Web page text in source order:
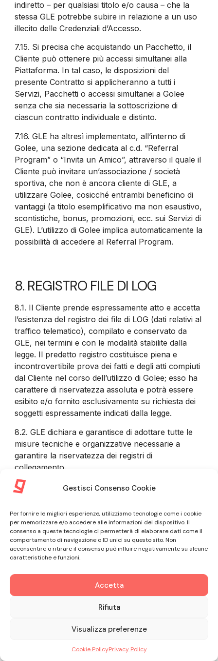
Gestisci Consenso Cookie
Per fornire le migliori esperienze, utilizziamo tecnologie come i cookie
per memorizzare e/o accedere alle informazioni del dispositivo. Il
consenso a queste tecnologie ci permetterà di elaborare dati come il
comportamento di navigazione o ID unici su questo sito. Non
acconsentire o ritirare il consenso può influire negativamente su alcune
caratteristiche e funzioni.
Accetta
Rifiuta
Visualizza preferenze
Cookie PolicyPrivacy Policy
indiretto – per qualsiasi titolo e/o causa – che la
stessa GLE potrebbe subire in relazione a un uso
illecito delle Credenziali d’Accesso.
7.15. Si precisa che acquistando un Pacchetto, il
Cliente può ottenere più accessi simultanei alla
Piattaforma. In tal caso, le disposizioni del
presente Contratto si applicheranno a tutti i
Servizi, Pacchetti o accessi simultanei a Golee
senza che sia necessaria la sottoscrizione di
ciascun contratto individuale e distinto.
7.16. GLE ha altresì implementato, all’interno di
Golee, una sezione dedicata al c.d. “Referral
Program” o “Invita un Amico”, attraverso il quale il
Cliente può invitare un’associazione / società
sportiva, che non è ancora cliente di GLE, a
utilizzare Golee, cosicché entrambi beneficino di
vantaggi (a titolo esemplificativo ma non esaustivo,
scontistiche, bonus, promozioni, ecc. sui Servizi di
GLE). L’utilizzo di Golee implica automaticamente la
possibilità di accedere al Referral Program.
8. REGISTRO FILE DI LOG
8.1. Il Cliente prende espressamente atto e accetta
l’esistenza del registro dei file di LOG (dati relativi al
traffico telematico), compilato e conservato da
GLE, nei termini e con le modalità stabilite dalla
legge. Il predetto registro costituisce piena e
incontrovertibile prova dei fatti e degli atti compiuti
dal Cliente nel corso dell’utilizzo di Golee; esso ha
carattere di riservatezza assoluta e potrà essere
esibito e/o fornito esclusivamente su richiesta dei
soggetti espressamente indicati dalla legge.
8.2. GLE dichiara e garantisce di adottare tutte le
misure tecniche e organizzative necessarie a
garantire la riservatezza dei registri di
collegamento.
9. INFORMAZIONI FORNITE DAL
CLIENTE
9.1. Nel corso della procedura di sottoscrizione del
Contratto e nel corso dell’intero rapporto
commerciale con il Cliente, GLE tratta informazioni
non personali riguardanti il Professionista
associato all’Account Amministratore, oltre a
informazioni personali riguardanti il Professionista
caso il Cliente si impegna a fornire informazioni
rappresentare falsamente il rapporto con qualsiasi